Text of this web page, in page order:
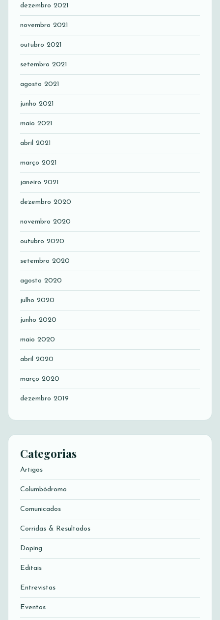
dezembro 2021
novembro 2021
outubro 2021
setembro 2021
agosto 2021
junho 2021
maio 2021
abril 2021
março 2021
janeiro 2021
dezembro 2020
novembro 2020
outubro 2020
setembro 2020
agosto 2020
julho 2020
junho 2020
maio 2020
abril 2020
março 2020
dezembro 2019
Categorias
Artigos
Columbódromo
Comunicados
Corridas & Resultados
Doping
Editais
Entrevistas
Eventos